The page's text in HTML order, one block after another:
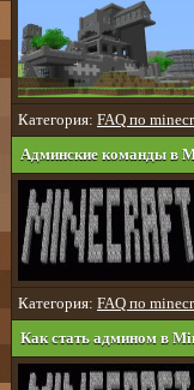
Категория: FAQ по
Админские команды в
Категория: FAQ по
Как стать админом в